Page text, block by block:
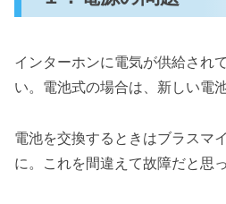
インターホンに電気が供給され
い。電池式の場合は、新しい電
電池を交換するときはブラスマ
に。これを間違えて故障だと思